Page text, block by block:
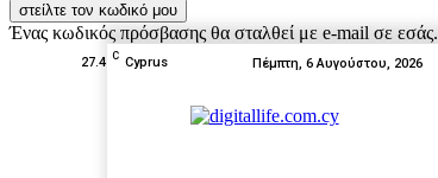
Ένας κωδικός πρόσβασης θα σταλθεί με e-mail σε εσάς.
27.4 C Cyprus Πέμπτη, 6 Αυγούστου, 2026